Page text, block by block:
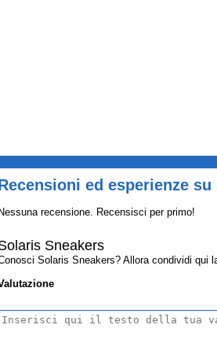
ed esperienze
Nessuna recensione. Recensisci per primo!
Sneakers
Solaris Sneakers? Allora condividi qui